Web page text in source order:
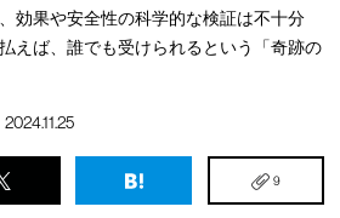
効果や安全性の科学的な検証は不十分
えば、誰でも受けられるという「奇跡の
2024.11.25
9